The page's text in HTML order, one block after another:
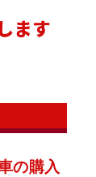
ます
の購入